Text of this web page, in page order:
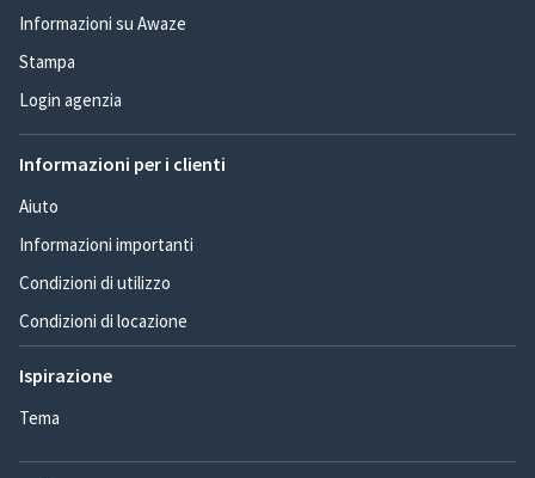
Informazioni su Awaze
Stampa
Login agenzia
Informazioni per i clienti
Aiuto
Informazioni importanti
Condizioni di utilizzo
Condizioni di locazione
Ispirazione
Tema